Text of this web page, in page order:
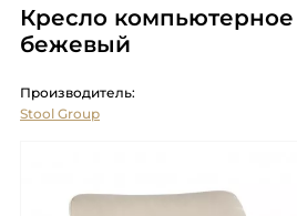
Кресло
бежевый
Производитель:
Stool Group